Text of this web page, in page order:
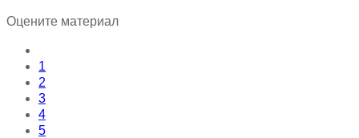
Оцените материал
1
2
3
4
5